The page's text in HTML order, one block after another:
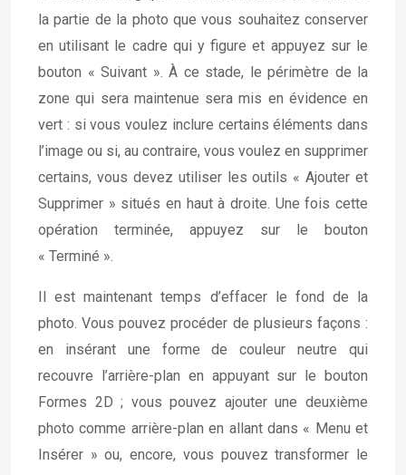
la partie de la photo que vous souhaitez conserver
en utilisant le cadre qui y figure et appuyez sur le
bouton « Suivant ». À ce stade, le périmètre de la
zone qui sera maintenue sera mis en évidence en
vert : si vous voulez inclure certains éléments dans
l’image ou si, au contraire, vous voulez en supprimer
certains, vous devez utiliser les outils « Ajouter et
Supprimer » situés en haut à droite. Une fois cette
opération terminée, appuyez sur le bouton
« Terminé ».
Il est maintenant temps d’effacer le fond de la
photo. Vous pouvez procéder de plusieurs façons :
en insérant une forme de couleur neutre qui
recouvre l’arrière-plan en appuyant sur le bouton
Formes 2D ; vous pouvez ajouter une deuxième
photo comme arrière-plan en allant dans « Menu et
Insérer » ou, encore, vous pouvez transformer le